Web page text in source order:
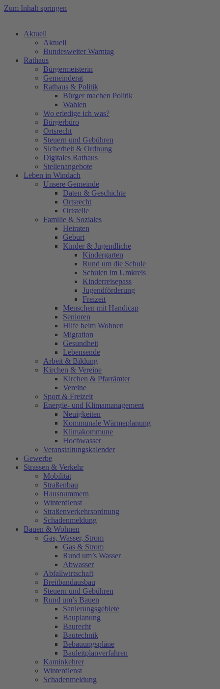
Zum Inhalt springen
Aktuell
Aktuell
Bundesweiter Warntag
Rathaus
Bürgermeisterin
Gemeinderat
Rathaus & Politik
Bürger machen Politik
Wahlen
Wo erledige ich was?
Bürgerbüro
Ortsrecht
Steuern und Gebühren
Sicherheit & Ordnung
Digitales Rathaus
Stellenangebote
Leben in Windach
Unsere Gemeinde
Daten & Geschichte
Ortsrecht
Ortsteile
Familie & Soziales
Heiraten
Geburt
Kinder & Jugendliche
Kindergarten
Rund um die Schule
Schulen im Umkreis
Kinderreisepass
Jugendförderung
Freizeit
Menschen mit Handicap
Senioren
Hilfe beim Wohnen
Migration
Gesundheit
Lebensende
Arbeit & Bildung
Kirchen & Vereine
Kirchen & Pfarrämter
Vereine
Sport & Freizeit
Energie- und Klimamanagement
Neuigkeiten
Kommunale Wärmeplanung
Klimakommune
Hochwasser
Veranstaltungskalender
Gewerbe
Strassen & Verkehr
Mobilität
Straßenbau
Hausnummern
Winterdienst
Straßenverkehrsordnung
Schadenmeldung
Bauen & Wohnen
Gas, Wasser, Strom
Gas & Strom
Rund um’s Wasser
Abwasser
Abfallwirtschaft
Breitbandausbau
Steuern und Gebühren
Rund um’s Bauen
Sanierungsgebiete
Bauplanung
Baurecht
Bautechnik
Bebauungspläne
Bauleitplanverfahren
Kaminkehrer
Winterdienst
Schadenmeldung